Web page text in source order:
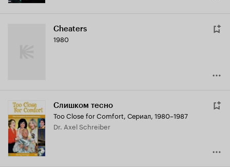
Cheaters
1980
Слишком тесно
Too Close for Comfort, Сериал, 1980–1987
Dr. Axel Schreiber